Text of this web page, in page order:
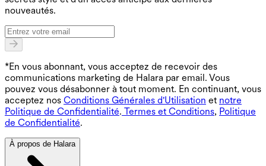
nouveautés.
*En vous abonnant, vous acceptez de recevoir des
communications marketing de Halara par email. Vous
pouvez vous désabonner à tout moment. En continuant, vous
acceptez nos Conditions Générales d'Utilisation et notre
Politique de Confidentialité. Termes et Conditions, Politique
de Confidentialité.
À propos de Halara